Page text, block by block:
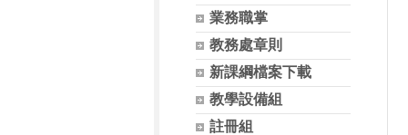
業務職掌
教務處章則
新課綱檔案下載
教學設備組
註冊組